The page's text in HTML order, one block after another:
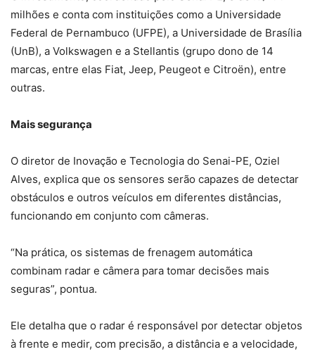
milhões e conta com instituições como a Universidade
Federal de Pernambuco (UFPE), a Universidade de Brasília
(UnB), a Volkswagen e a Stellantis (grupo dono de 14
marcas, entre elas Fiat, Jeep, Peugeot e Citroën), entre
outras.
Mais segurança
O diretor de Inovação e Tecnologia do Senai-PE, Oziel
Alves, explica que os sensores serão capazes de detectar
obstáculos e outros veículos em diferentes distâncias,
funcionando em conjunto com câmeras.
“Na prática, os sistemas de frenagem automática
combinam radar e câmera para tomar decisões mais
seguras”, pontua.
Ele detalha que o radar é responsável por detectar objetos
à frente e medir, com precisão, a distância e a velocidade,